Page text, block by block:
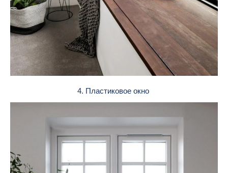
4. Пластиковое окно